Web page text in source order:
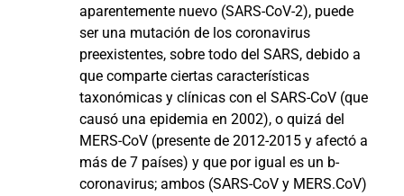
aparentemente nuevo (SARS-CoV-2), puede
ser una mutación de los coronavirus
preexistentes, sobre todo del SARS, debido a
que comparte ciertas características
taxonómicas y clínicas con el SARS-CoV (que
causó una epidemia en 2002), o quizá del
MERS-CoV (presente de 2012-2015 y afectó a
más de 7 países) y que por igual es un b-
coronavirus; ambos (SARS-CoV y MERS.CoV)